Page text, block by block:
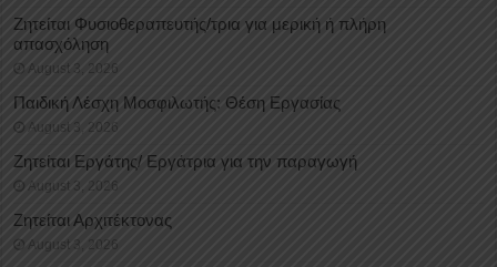
Ζητείται Φυσιοθεραπευτής/τρια για μερική ή πλήρη
απασχόληση
August 3, 2026
Παιδική Λέσχη Μοσφιλωτής: Θέση Εργασίας
August 3, 2026
Ζητείται Εργάτης/ Εργάτρια για την παραγωγή
August 3, 2026
Ζητείται Αρχιτέκτονας
August 3, 2026